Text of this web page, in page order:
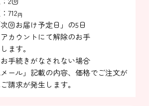
712円
回お届け予定日」の5日
カウントにて解除のお手
ます。
手続きがなされない場合
ール」記載の内容、価格でご注文が
請求が発生します。